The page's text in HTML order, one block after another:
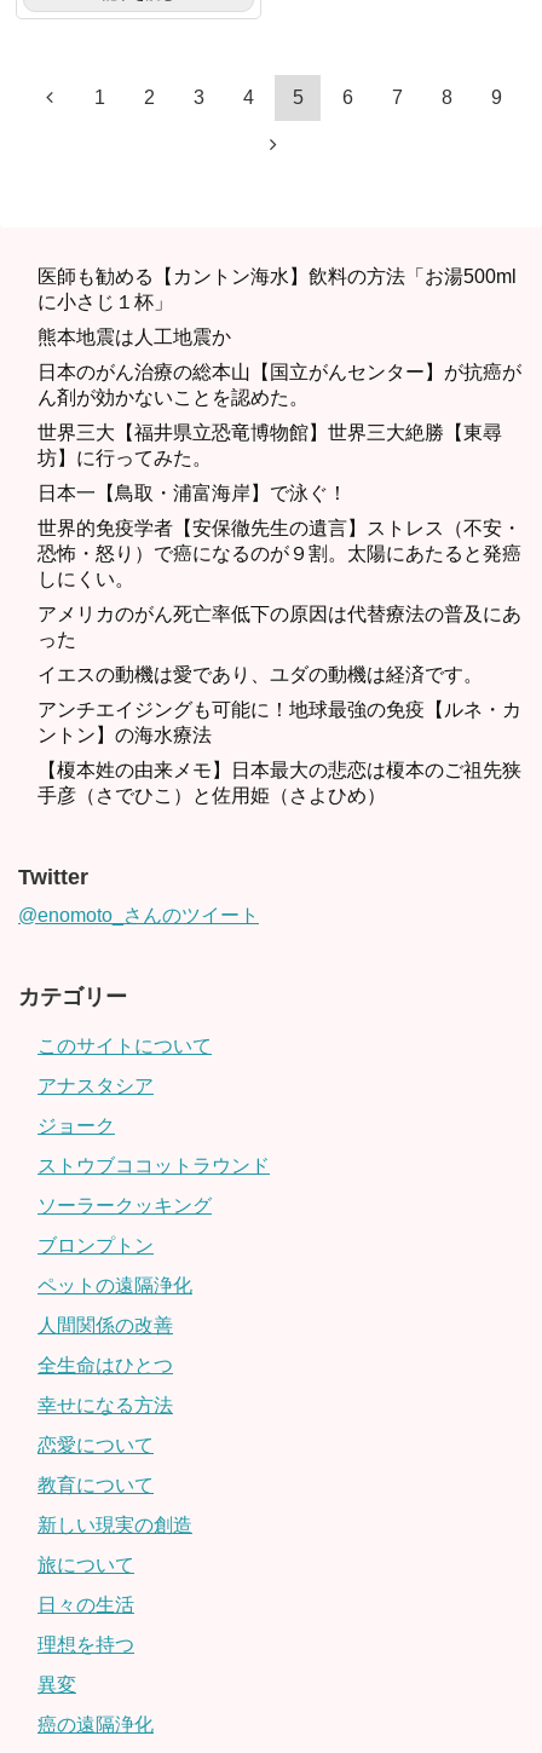
1 2 3 4 5 6 7 8 9
医師も勧める【カントン海水】飲料の方法「お湯500ml
に小さじ１杯」
熊本地震は人工地震か
日本のがん治療の総本山【国立がんセンター】が抗癌が
ん剤が効かないことを認めた。
世界三大【福井県立恐竜博物館】世界三大絶勝【東尋
坊】に行ってみた。
日本一【鳥取・浦富海岸】で泳ぐ！
世界的免疫学者【安保徹先生の遺言】ストレス（不安・
恐怖・怒り）で癌になるのが９割。太陽にあたると発癌
しにくい。
アメリカのがん死亡率低下の原因は代替療法の普及にあ
った
イエスの動機は愛であり、ユダの動機は経済です。
アンチエイジングも可能に！地球最強の免疫【ルネ・カ
ントン】の海水療法
【榎本姓の由来メモ】日本最大の悲恋は榎本のご祖先狭
手彦（さでひこ）と佐用姫（さよひめ）
Twitter
@enomoto_さんのツイート
カテゴリー
このサイトについて
アナスタシア
ジョーク
ストウブココットラウンド
ソーラークッキング
ブロンプトン
ペットの遠隔浄化
人間関係の改善
全生命はひとつ
幸せになる方法
恋愛について
教育について
新しい現実の創造
旅について
日々の生活
理想を持つ
異変
癌の遠隔浄化